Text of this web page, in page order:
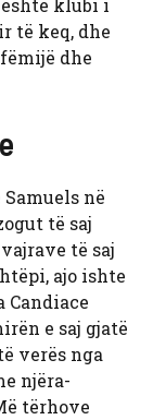
klubi i
të keq, dhe
dhe
në
të saj
të saj
ajo ishte
Candiace
e saj gjatë
verës nga
njëra-
tërhove